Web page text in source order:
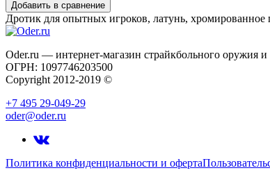
Добавить в сравнение
Дротик для опытных игроков, латунь,
Oder.ru — интернет-магазин страйкбольного оружия
ОГРН: 1097746203500
Copyright 2012-2019 ©
+7 495 29-049-29
oder@oder.ru
Политика конфиденциальности и оферта